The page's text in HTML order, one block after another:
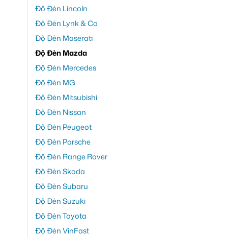
Độ Đèn Lincoln
Độ Đèn Lynk & Co
Độ Đèn Maserati
Độ Đèn Mazda
Độ Đèn Mercedes
Độ Đèn MG
Độ Đèn Mitsubishi
Độ Đèn Nissan
Độ Đèn Peugeot
Độ Đèn Porsche
Độ Đèn Range Rover
Độ Đèn Skoda
Độ Đèn Subaru
Độ Đèn Suzuki
Độ Đèn Toyota
Độ Đèn VinFast